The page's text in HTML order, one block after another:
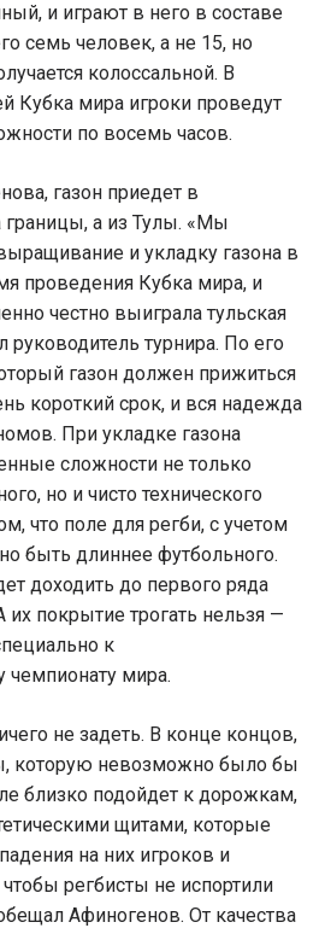
и играют в него в составе
семь человек, а не 15, но
колоссальной. В
Кубка мира игроки проведут
по восемь часов.
газон приедет в
границы, а из Тулы. «Мы
и укладку газона в
проведения Кубка мира, и
честно выиграла тульская
руководитель турнира. По его
газон должен прижиться
короткий срок, и вся надежда
При укладке газона
сложности не только
но и чисто технического
что поле для регби, с учетом
быть длиннее футбольного.
доходить до первого ряда
покрытие трогать нельзя —
к
чемпионату мира.
не задеть. В конце концов,
которую невозможно было бы
близко подойдет к дорожкам,
щитами, которые
на них игроков и
регбисты не испортили
Афиногенов. От качества